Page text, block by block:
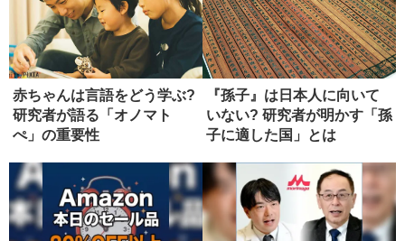
赤ちゃんは言語をどう学ぶ?
研究者が語る「オノマト
ぺ」の重要性
『孫子』は日本人に向いて
いない? 研究者が明かす「孫
子に適した国」とは